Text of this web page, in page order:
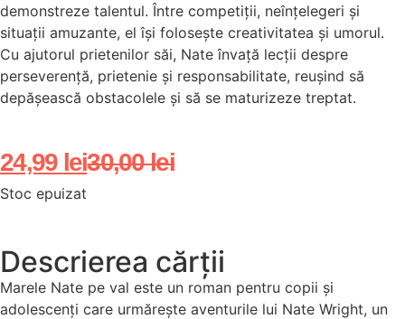
demonstreze talentul. Între competiții, neînțelegeri și
situații amuzante, el își folosește creativitatea și umorul.
Cu ajutorul prietenilor săi, Nate învață lecții despre
perseverență, prietenie și responsabilitate, reușind să
depășească obstacolele și să se maturizeze treptat.
30,00lei
24,99 lei
Stoc epuizat
Descrierea cărții
Marele Nate pe val este un roman pentru copii și
adolescenți care urmărește aventurile lui Nate Wright, un